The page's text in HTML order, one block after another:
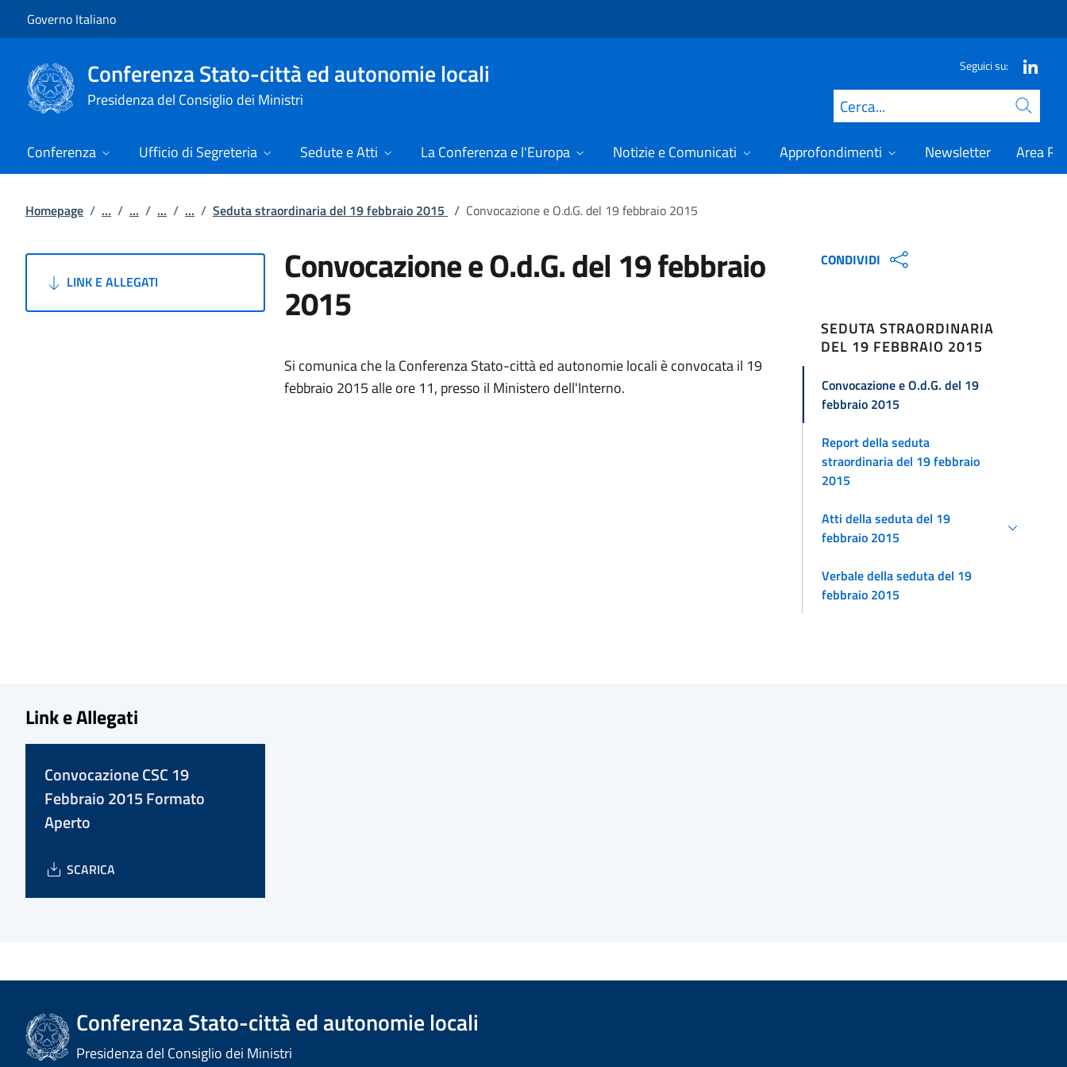
Governo Italiano
Conferenza Stato-città ed autonomie locali
Presidenza del Consiglio dei Ministri
Seguici su:
Cerca
Conferenza Ufficio di Segreteria Sedute e Atti La Conferenza e l'Europa Notizie e Comunicati Approfondimenti Newsletter Area
Homepage / ... / ... / ... / ... / Seduta straordinaria del 19 febbraio 2015 / Convocazione e O.d.G. del 19 febbraio 2015
LINK E ALLEGATI Convocazione e O.d.G. del 19 febbraio
2015
Si comunica che la Conferenza Stato-città ed autonomie locali è convocata il 19
febbraio 2015 alle ore 11, presso il Ministero dell'Interno.
CONDIVIDI
SEDUTA STRAORDINARIA
DEL 19 FEBBRAIO 2015
Convocazione e O.d.G. del 19
febbraio 2015
Report della seduta
straordinaria del 19 febbraio
2015
Atti della seduta del 19
febbraio 2015
Verbale della seduta del 19
febbraio 2015
Link e Allegati
Convocazione CSC 19
Febbraio 2015 Formato
Aperto
SCARICA
Conferenza Stato-città ed autonomie locali
Presidenza del Consiglio dei Ministri